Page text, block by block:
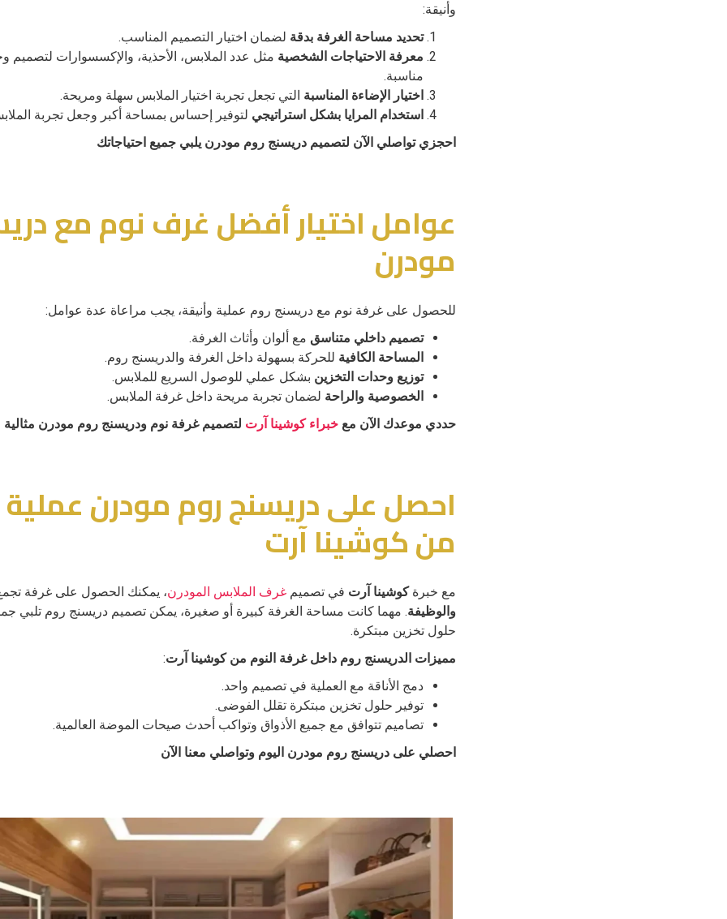
وأنيقة:
تحديد مساحة الغرفة بدقة لضمان اختيار التصميم المناسب.
معرفة الاحتياجات الشخصية مثل عدد الملابس، الأحذية، والإكسسوارات لتصميم
مناسبة.
اختيار الإضاءة المناسبة التي تجعل تجربة اختيار الملابس سهلة ومريحة.
استخدام المرايا بشكل استراتيجي لتوفير إحساس بمساحة أكبر وجعل تجربة
احجزي تواصلي الآن لتصميم دريسنج روم مودرن يلبي جميع احتياجاتك
عوامل اختيار أفضل غرف نوم مع
مودرن
للحصول على غرفة نوم مع دريسنج روم عملية وأنيقة، يجب مراعاة عدة عوامل:
تصميم داخلي متناسق مع ألوان وأثاث الغرفة.
المساحة الكافية للحركة بسهولة داخل الغرفة والدريسنج روم.
توزيع وحدات التخزين بشكل عملي للوصول السريع للملابس.
الخصوصية والراحة لضمان تجربة مريحة داخل غرفة الملابس.
حددي موعدك الآن مع خبراء كوشينا آرت لتصميم غرفة نوم ودريسنج روم مودرن مثالية
احصل على دريسنج روم مودرن عملية
من كوشينا آرت
مع خبرةكوشينا آرت في تصميم غرف الملابس المودرن، يمكنك الحصول على غرفة
والوظيفة. مهما كانت مساحة الغرفة كبيرة أو صغيرة، يمكن تصميم دريسنج روم تلبي
حلول تخزين مبتكرة.
مميزات الدريسنج روم داخل غرفة النوم من كوشينا آرت:
دمج الأناقة مع العملية في تصميم واحد.
توفير حلول تخزين مبتكرة تقلل الفوضى.
تصاميم تتوافق مع جميع الأذواق وتواكب أحدث صيحات الموضة العالمية.
احصلي على دريسنج روم مودرن اليوم وتواصلي معنا الآن